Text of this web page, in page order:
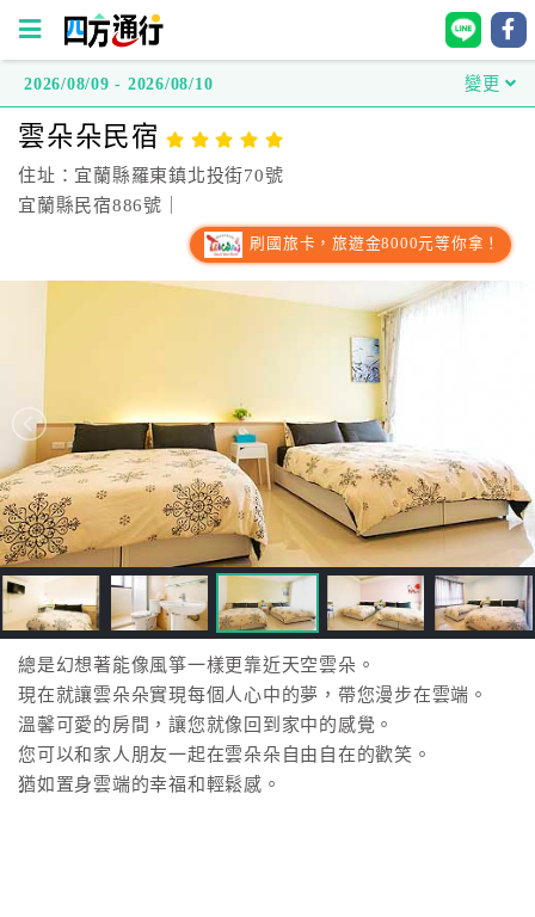
方
通
行
房
直
接
跟
飯
店
訂
房
HOT
特
2026/08/09 - 2026/08/10 變更
雲朵朵民宿
住址：宜蘭縣羅東鎮北投街70號
宜蘭縣民宿886號｜
刷國旅卡，旅遊金8000元等你拿！
總是幻想著能像風箏一樣更靠近天空雲朵。
現在就讓雲朵朵實現每個人心中的夢，帶您漫步在雲端。
溫馨可愛的房間，讓您就像回到家中的感覺。
您可以和家人朋友一起在雲朵朵自由自在的歡笑。
猶如置身雲端的幸福和輕鬆感。